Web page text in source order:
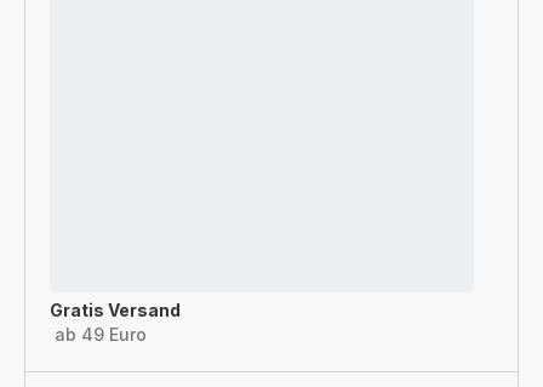
Gratis Versand
ab 49 Euro